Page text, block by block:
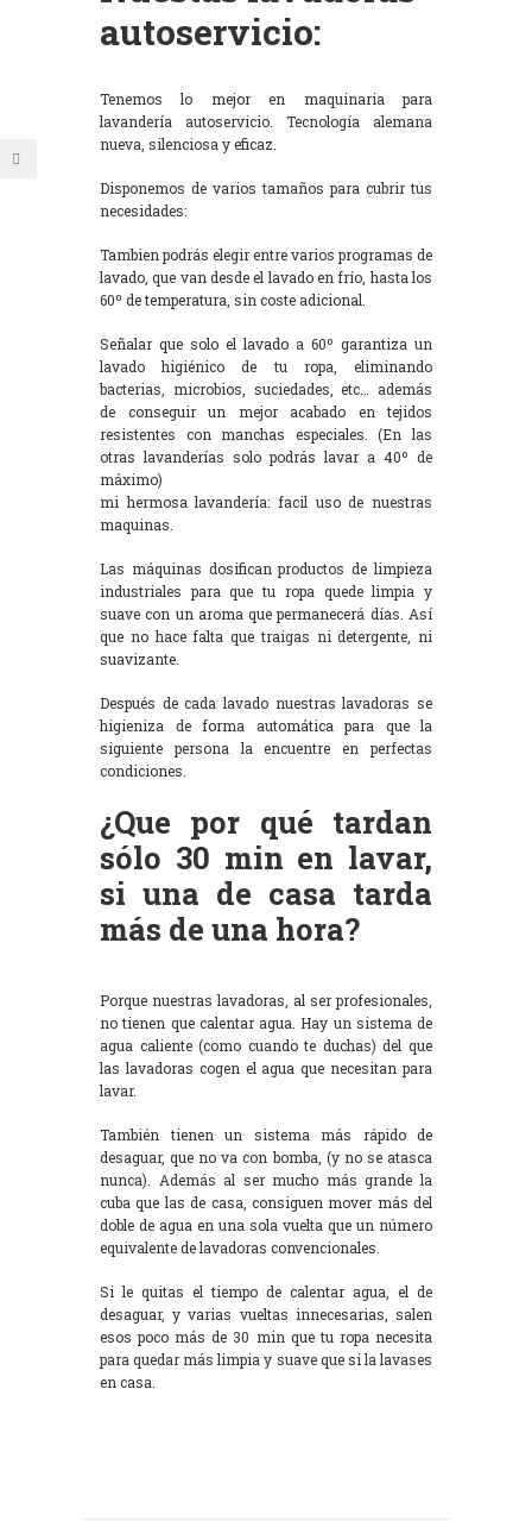
autoservicio:
Tenemos lo mejor en maquinaria para
lavandería autoservicio. Tecnología alemana
nueva, silenciosa y eficaz.
Disponemos de varios tamaños para cubrir tus
necesidades:
Tambien podrás elegir entre varios programas de
lavado, que van desde el lavado en frío, hasta los
60º de temperatura, sin coste adicional.
Señalar que solo el lavado a 60º garantiza un
lavado higiénico de tu ropa, eliminando
bacterias, microbios, suciedades, etc… además
de conseguir un mejor acabado en tejidos
resistentes con manchas especiales. (En las
otras lavanderías solo podrás lavar a 40º de
máximo)
mi hermosa lavandería: facil uso de nuestras
maquinas.
Las máquinas dosifican productos de limpieza
industriales para que tu ropa quede limpia y
suave con un aroma que permanecerá días. Así
que no hace falta que traigas ni detergente, ni
suavizante.
Después de cada lavado nuestras lavadoras se
higieniza de forma automática para que la
siguiente persona la encuentre en perfectas
condiciones.
¿Que por qué tardan
sólo 30 min en lavar,
si una de casa tarda
más de una hora?
Porque nuestras lavadoras, al ser profesionales,
no tienen que calentar agua. Hay un sistema de
agua caliente (como cuando te duchas) del que
las lavadoras cogen el agua que necesitan para
lavar.
También tienen un sistema más rápido de
desaguar, que no va con bomba, (y no se atasca
nunca). Además al ser mucho más grande la
cuba que las de casa, consiguen mover más del
doble de agua en una sola vuelta que un número
equivalente de lavadoras convencionales.
Si le quitas el tiempo de calentar agua, el de
desaguar, y varias vueltas innecesarias, salen
esos poco más de 30 min que tu ropa necesita
para quedar más limpia y suave que si la lavases
en casa.